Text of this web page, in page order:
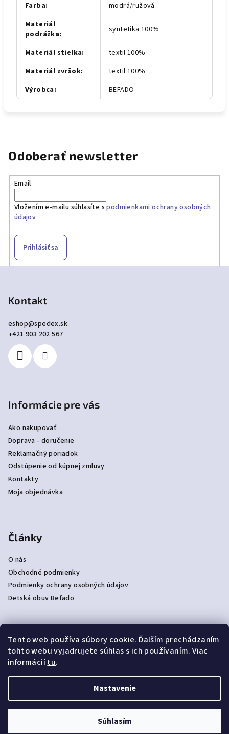
Tento web používa súbory cookie. Ďalším prechádzaním
tohto webu vyjadrujete súhlas s ich používaním. Viac
informáciítu.
Nastavenie
Súhlasím
Farba:
modrá/ružová
Materiál
podrážka: syntetika 100%
Materiál stielka:
textil 100%
Materiál zvršok:
textil 100%
Výrobca: BEFADO
Odoberať newsletter
Email
Vložením e-mailu súhlasíte spodmienkami ochrany osobných
údajov
Prihlásiť sa
Kontakt
eshop@spedex.sk
+421 903 202 567
Informácie pre vás
Ako nakupovať
Doprava - doručenie
Reklamačný poriadok
Odstúpenie od kúpnej zmluvy
Kontakty
Moja objednávka
Články
O nás
Obchodné podmienky
Podmienky ochrany osobných údajov
Detská obuv Befado
Prijímame online platby